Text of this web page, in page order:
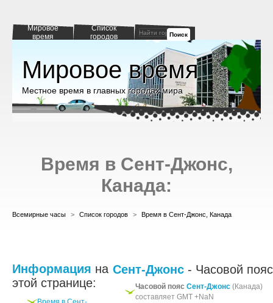
Мировое
время
Список
городов
Поиск
Мировое время
Местное время в главных городах мира
Время в Сент-Джонс,
Канада:
Всемирные часы > Список городов > Время в Сент-Джонс, Канада
Информация на
этой странице:
Сент-Джонс - Часовой
Часовой пояс Сент-Джонс (Канада)
составляет GMT +NaN